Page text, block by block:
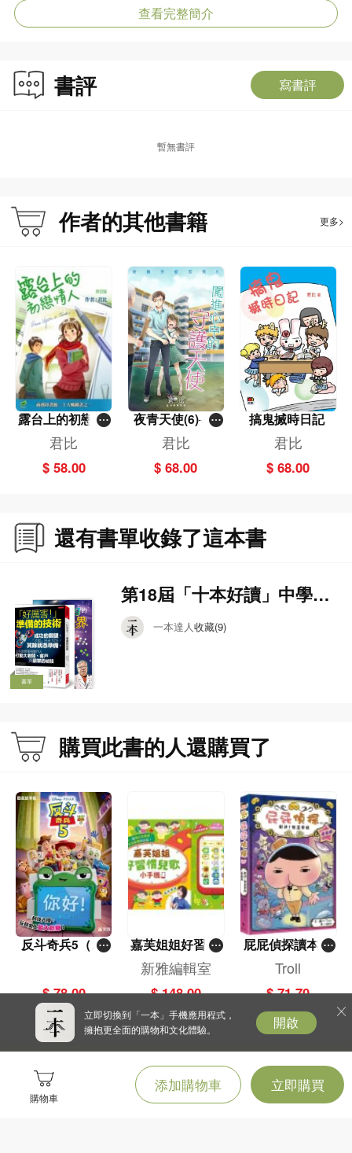
購物車
添加購物車 立即購買
查看完整簡介
書評 寫書評
暫無書評
作者的其他書籍 更多>
露台上的初戀情
人（第七版）
君比
$ 58.00
夜青天使(6)──
闖進心中的守護
天使
君比
$ 68.00
搞鬼搣時日記
君比
$ 68.00
還有書單收錄了這本書
書單
第18屆「十本好讀」中學組
候選書單
一本達人收藏(9)
購買此書的人還購買了
反斗奇兵5（圖
$ 78.00
嘉芙姐姐好習慣
兒歌小手機
新雅編輯室
$ 148.00
屁屁偵探讀本(1
3)－－對決！怪
篇）
Troll
$ 71.70
立即切換到「一本」手機應用程式，
擁抱更全面的購物和文化體驗。
開啟